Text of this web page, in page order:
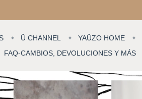
Ŭ CHANNEL YAŬZO HOME
FAQ-CAMBIOS, DEVOLUCIONES Y MÁS